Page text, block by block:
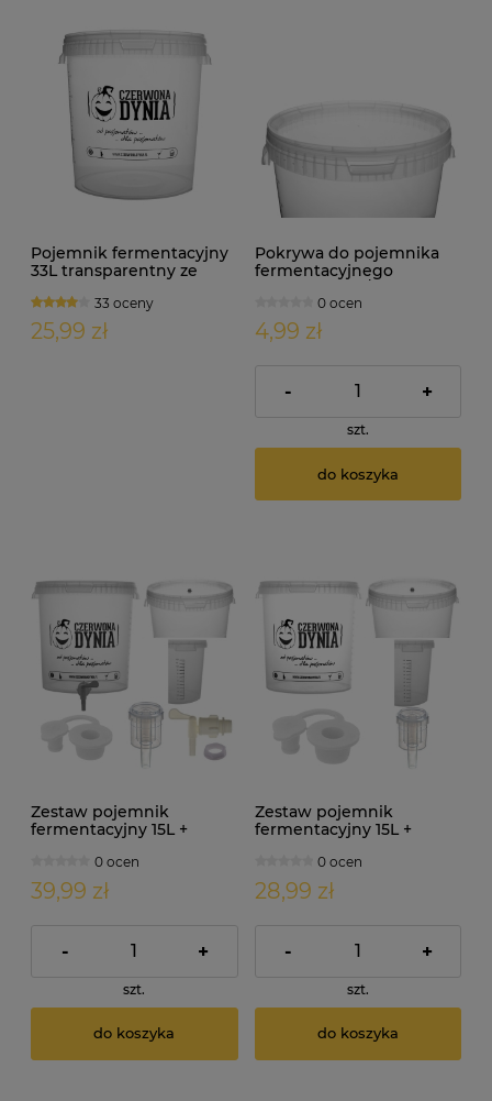
Pojemnik fermentacyjny
33L transparentny ze
33 oceny
25,99 zł
Pokrywa do pojemnika
fermentacyjnego
0 ocen
4,99 zł
- +
szt.
do koszyka
Zestaw pojemnik
fermentacyjny 15L +
nakrętka + rurka cicha
compact mini
0 ocen
39,99 zł
- +
szt.
do koszyka
Zestaw pojemnik
fermentacyjny 15L +
compact0 ocen
28,99 zł
- +
szt.
do koszyka